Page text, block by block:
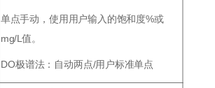
单点手动，使用用户输入的饱和度%或
mg/L值。
DO极谱法：自动两点/用户标准单点